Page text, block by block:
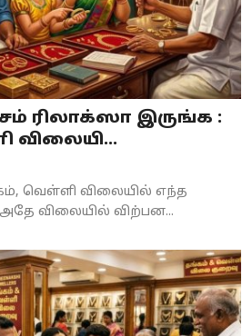
ரிலாக்ஸா இருங்க :
விலையி...
வெள்ளி விலையில் எந்த
விலையில் விற்பன...